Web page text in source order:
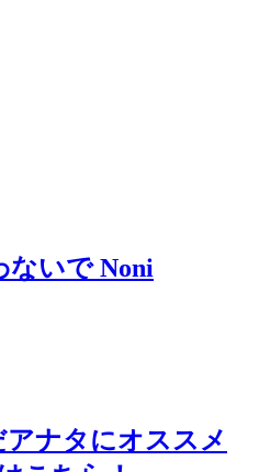
ないで Noni
ナタにオススメ